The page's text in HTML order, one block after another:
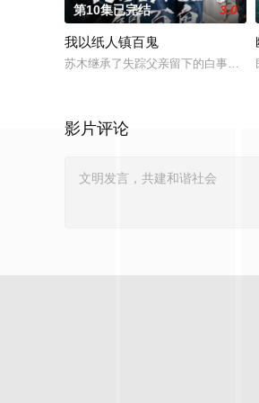
第10集已完结 3.0
我以纸人镇百鬼
苏木继承了失踪父亲留下的白事馆，
影片评论